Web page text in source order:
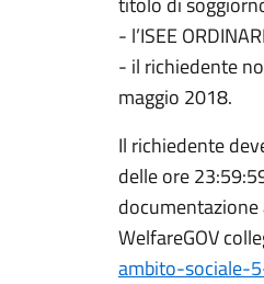
- l’ISEE
- il richiedente
maggio 2018.
Il richiedente
delle ore
WelfareGOV
ambito-sociale-